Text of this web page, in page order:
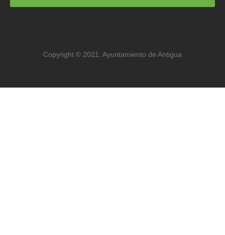
Copyright © 2021. Ayuntamiento de Antigua